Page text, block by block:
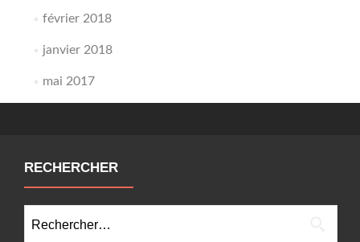
février 2018
janvier 2018
mai 2017
RECHERCHER